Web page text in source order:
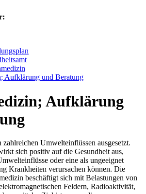
Aufklärung und Beratung
Aufklärung
Umwelteinflüssen ausgesetzt.
sich positiv auf die Gesundheit aus,
oder eine als ungeeignet
Krankheiten verursachen können. Die
beschäftigt sich mit Belastungen von
Feldern, Radioaktivität,